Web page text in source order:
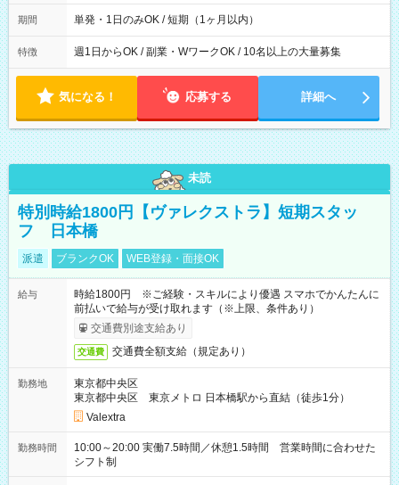
間は 試験により異なります。
期間 単発・1日のみOK / 短期（1ヶ月以内）
特徴 週1日からOK / 副業・WワークOK / 10名以上の大量募集
気になる！ 応募する 詳細へ
未読
特別時給1800円【ヴァレクストラ】短期スタッ
フ 日本橋
派遣 ブランクOK WEB登録・面接OK
給与
時給1800円 ※ご経験・スキルにより優遇 スマホでかんたんに
前払いで給与が受け取れます（※上限、条件あり）
交通費別途支給あり
交通費 交通費全額支給（規定あり）
勤務地
東京都中央区
東京都中央区 東京メトロ 日本橋駅から直結（徒歩1分）
Valextra
勤務時間
10:00～20:00 実働7.5時間／休憩1.5時間 営業時間に合わせた
シフト制